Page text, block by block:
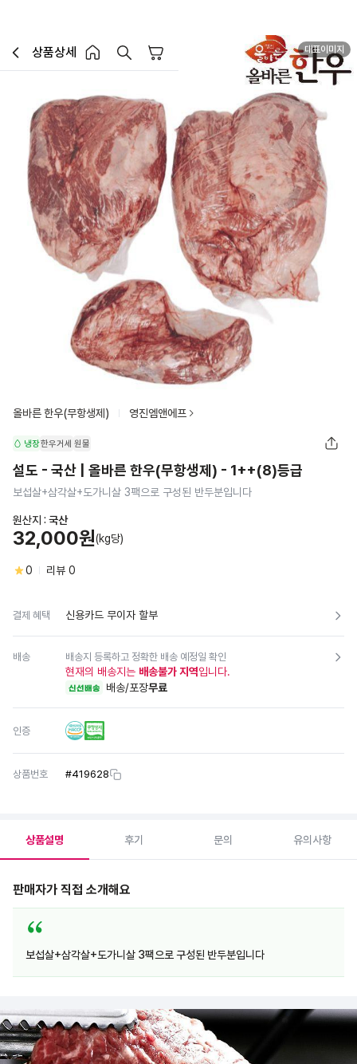
이전페이지로 이동
상품상세
홈 버튼홈 장바구니
대표이미지
올바른 한우(무항생제) 영진엠앤에프
냉장한우거세 원물
설도 - 국산 | 올바른 한우(무항생제) - 1++(8)등급
보섭살+삼각살+도가니살 3팩으로 구성된 반두분입니다
원산지 : 국산
32,000원(kg당)
0 리뷰 0
결제 혜택 신용카드 무이자 할부
배송 배송지 등록하고 정확한 배송 예정일 확인
현재의 배송지는 배송불가 지역입니다.
신선배송 배송/포장무료
인증
상품번호 #419628
상품설명 후기 문의 유의사항
판매자가 직접 소개해요
보섭살+삼각살+도가니살 3팩으로 구성된 반두분입니다